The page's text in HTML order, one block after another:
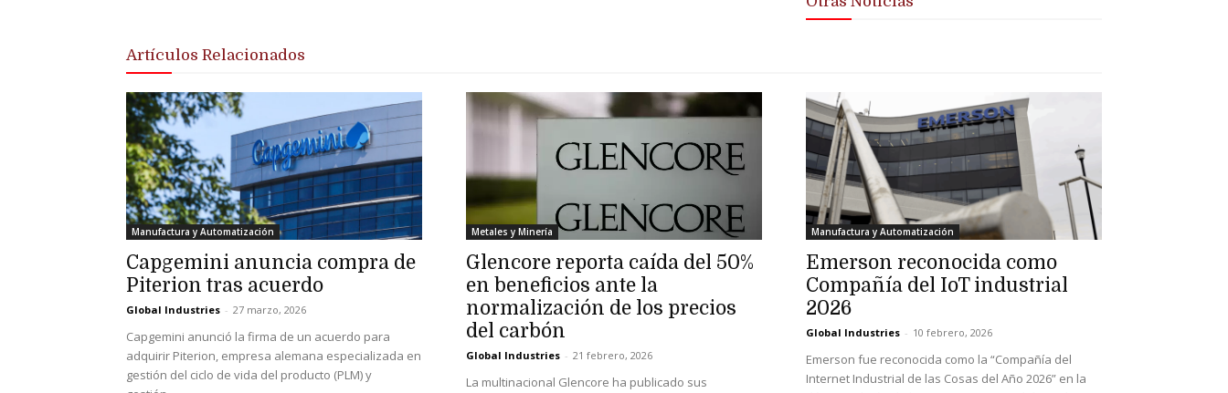
Artículos Relacionados
Manufactura y Automatización
Capgemini anuncia compra de
Piterion tras acuerdo
Global Industries - 27 marzo, 2026
Capgemini anunció la firma de un acuerdo para
adquirir Piterion, empresa alemana especializada en
gestión del ciclo de vida del producto (PLM) y
Metales y Minería
Glencore reporta caída del 50%
en beneficios ante la
normalización de los precios
del carbón
Global Industries - 21 febrero, 2026
La multinacional Glencore ha publicado sus
Manufactura y Automatización
Emerson reconocida como
Compañía del IoT industrial
2026
Global Industries - 10 febrero, 2026
Emerson fue reconocida como la “Compañía del
Internet Industrial de las Cosas del Año 2026” en la